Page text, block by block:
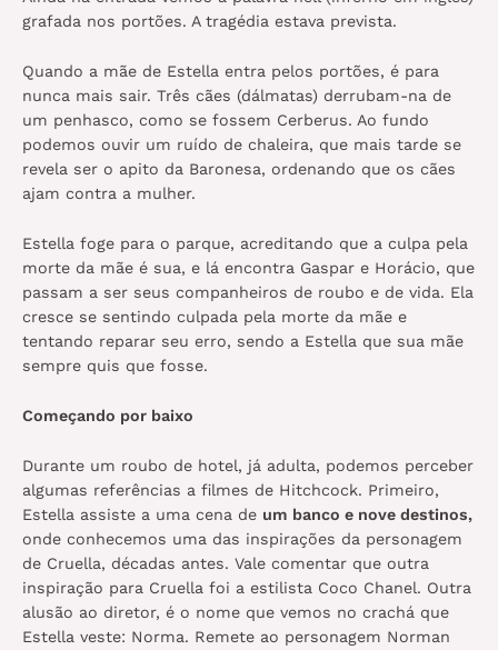
grafada nos portões. A tragédia estava prevista.
Quando a mãe de Estella entra pelos portões, é para
nunca mais sair. Três cães (dálmatas) derrubam-na de
um penhasco, como se fossem Cerberus. Ao fundo
podemos ouvir um ruído de chaleira, que mais tarde se
revela ser o apito da Baronesa, ordenando que os cães
ajam contra a mulher.
Estella foge para o parque, acreditando que a culpa pela
morte da mãe é sua, e lá encontra Gaspar e Horácio, que
passam a ser seus companheiros de roubo e de vida. Ela
cresce se sentindo culpada pela morte da mãe e
tentando reparar seu erro, sendo a Estella que sua mãe
sempre quis que fosse.
Começando por baixo
Durante um roubo de hotel, já adulta, podemos perceber
algumas referências a filmes de Hitchcock. Primeiro,
Estella assiste a uma cena de um banco e nove destinos,
onde conhecemos uma das inspirações da personagem
de Cruella, décadas antes. Vale comentar que outra
inspiração para Cruella foi a estilista Coco Chanel. Outra
alusão ao diretor, é o nome que vemos no crachá que
Estella veste: Norma. Remete ao personagem Norman